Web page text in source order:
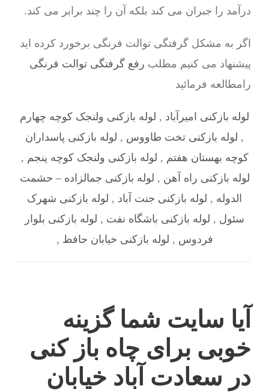
درآمد را جبران می کند بلکه آن را چند برابر می کند.
اگر به مشکل گرفتگی توالت فرنگی برخورد کرده اید
پیشنهاد می کنیم مطلب رفع گرفتگی توالت فرنگی
رامطالعه فرمائید
لوله بازکنی امیرآباد , لوله بازکنی ولنجک کوچه چهارم
, لوله بازکنی تخت طاووس , لوله بازکنی پاسداران
کوچه بهستان هفتم , لوله بازکنی ولنجک کوچه پنجم ,
لوله بازکنی راه آهن , لوله بازکنی جمالزاده – حشمت
الدوله , لوله بازکنی جنت آباد , لوله بازکنی شهرک
سئول , لوله بازکنی باشگاه نفت , لوله بازکنی بلوار
فردوس , لوله بازکنی خیابان حافظ ,
آیا سایت شما گزینه
خوبی برای چاه باز کنی
در سعادت آباد خیابان